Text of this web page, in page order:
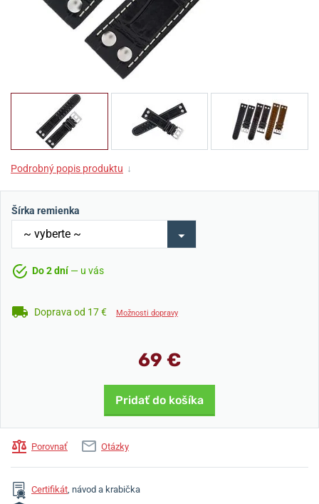
Podrobný popis produktu ↓
Šírka remienka
Do 2 dní— u vás
Doprava od 17 € Možnosti dopravy
69 €
Pridať do košíka
Porovnať Otázky
Certifikát, návod a krabička